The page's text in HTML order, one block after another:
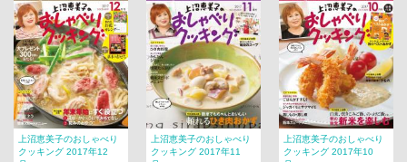
上沼恵美子のおしゃべり
クッキング 2017年12
上沼恵美子のおしゃべり
クッキング 2017年11
上沼恵美子のおしゃべり
クッキング 2017年10